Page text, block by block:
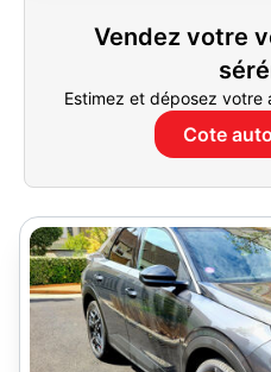
Vendez votre
Estimez et déposez votre
Cote